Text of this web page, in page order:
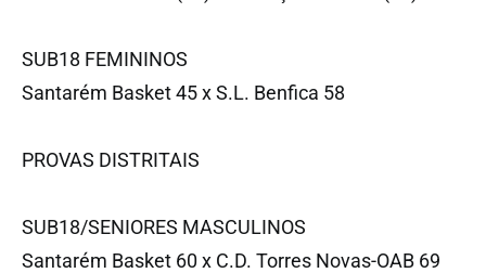
SUB18 FEMININOS
Santarém Basket 45 x S.L. Benfica 58
PROVAS DISTRITAIS
SUB18/SENIORES MASCULINOS
Santarém Basket 60 x C.D. Torres Novas-OAB 69